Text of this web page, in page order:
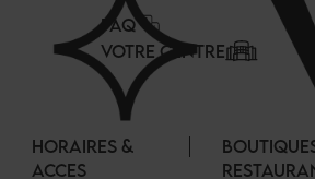
FAQ
VOTRE CENTRE
HORAIRES &
ACCES
Panneau de gestion des cookies